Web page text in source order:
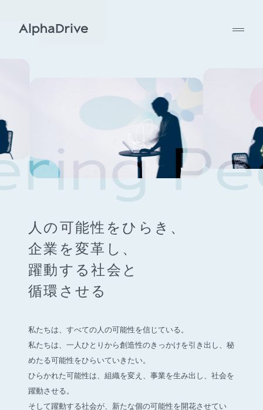
人の可能性をひらき、
企業を変革し、
躍動する社会と
循環させる
私たちは、すべての人の可能性を信じている。
私たちは、一人ひとりから創造性のきっかけを引き出し、 秘
めたる可能性をひらいていきたい。
ひらかれた可能性は、組織を変え、事業を生み出し、社会を
躍動させる。
そして躍動する社会が、新たな個の可能性を開花させてい